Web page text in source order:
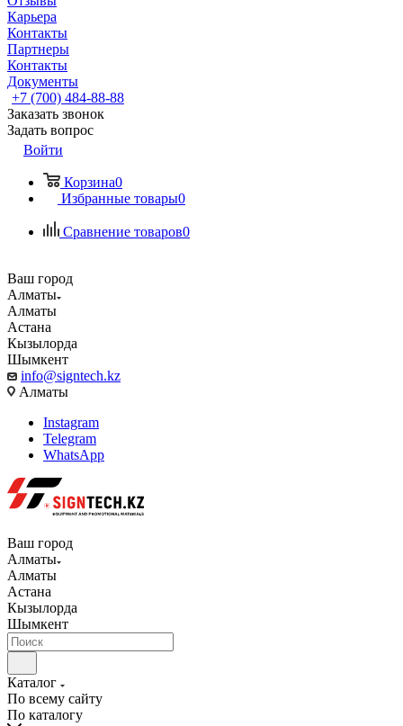
Карьера
Контакты
Партнеры
Контакты
Документы
+7 (700) 484-88-88
Заказать звонок
Задать вопрос
Войти
Корзина0
Избранные товары0
Сравнение товаров0
Ваш город
Алматы
Алматы
Астана
Кызылорда
Шымкент
info@signtech.kz
Алматы
Instagram
Telegram
WhatsApp
Ваш город
Алматы
Алматы
Астана
Кызылорда
Шымкент
Каталог
По всему сайту
По каталогу